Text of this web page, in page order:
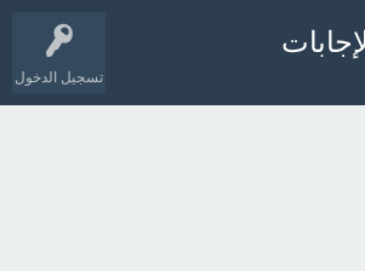
تسجيل الدخول